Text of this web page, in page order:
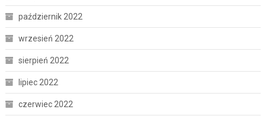
październik 2022
wrzesień 2022
sierpień 2022
lipiec 2022
czerwiec 2022